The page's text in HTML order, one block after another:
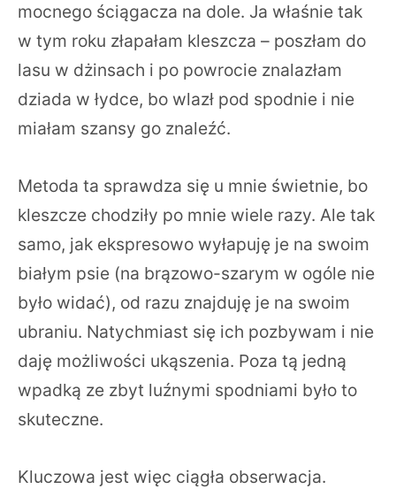
mocnego ściągacza na dole. Ja właśnie tak
w tym roku złapałam kleszcza – poszłam do
lasu w dżinsach i po powrocie znalazłam
dziada w łydce, bo wlazł pod spodnie i nie
miałam szansy go znaleźć.
Metoda ta sprawdza się u mnie świetnie, bo
kleszcze chodziły po mnie wiele razy. Ale tak
samo, jak ekspresowo wyłapuję je na swoim
białym psie (na brązowo-szarym w ogóle nie
było widać), od razu znajduję je na swoim
ubraniu. Natychmiast się ich pozbywam i nie
daję możliwości ukąszenia. Poza tą jedną
wpadką ze zbyt luźnymi spodniami było to
skuteczne.
Kluczowa jest więc ciągła obserwacja.